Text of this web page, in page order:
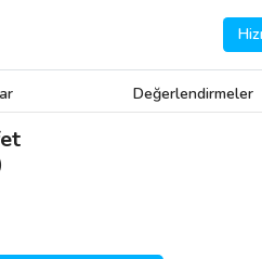
Değerlendirmeler